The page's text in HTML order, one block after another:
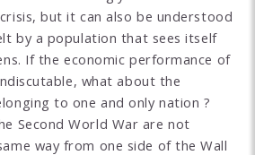
but it can also be understood
by a population that sees itself
If the economic performance of
what about the
to one and only nation ?
Second World War are not
way from one side of the Wall